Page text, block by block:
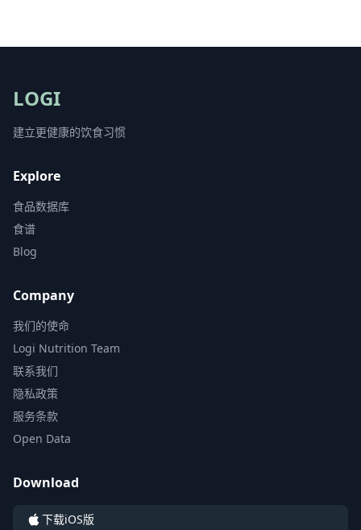
LOGI
建立更健康的饮食习惯
Explore
食品数据库
食谱
Blog
Company
我们的使命
Logi Nutrition Team
联系我们
隐私政策
服务条款
Open Data
Download
下载iOS版